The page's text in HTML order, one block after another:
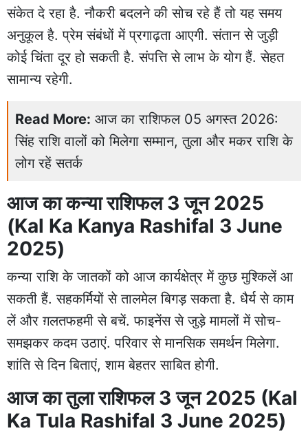
संकेत दे रहा है. नौकरी बदलने की सोच रहे हैं तो यह समय
अनुकूल है. प्रेम संबंधों में प्रगाढ़ता आएगी. संतान से जुड़ी
कोई चिंता दूर हो सकती है. संपत्ति से लाभ के योग हैं. सेहत
सामान्य रहेगी.
Read More: आज का राशिफल 05 अगस्त 2026:
सिंह राशि वालों को मिलेगा सम्मान, तुला और मकर राशि के
लोग रहें सतर्क
आज का कन्या राशिफल 3 जून 2025
(Kal Ka Kanya Rashifal 3 June
2025)
कन्या राशि के जातकों को आज कार्यक्षेत्र में कुछ मुश्किलें आ
सकती हैं. सहकर्मियों से तालमेल बिगड़ सकता है. धैर्य से काम
लें और ग़लतफहमी से बचें. फाइनेंस से जुड़े मामलों में सोच-
समझकर कदम उठाएं. परिवार से मानसिक समर्थन मिलेगा.
शांति से दिन बिताएं, शाम बेहतर साबित होगी.
आज का तुला राशिफल 3 जून 2025 (Kal
Ka Tula Rashifal 3 June 2025)